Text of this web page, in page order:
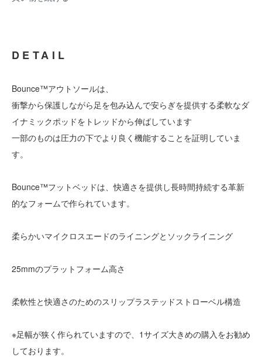
DETAIL
Bounce™アウトソールは、
衝撃から保護しながら足を包み込んで安らぎを提供する柔軟なダ
イナミックポッドをトレッドから伸ばしています
一部のものは圧力の下でより良く機能することを証明していま
す。
Bounce™フットベッドは、快適さを提供し長時間持続する革新
的なフォームで作られています。
柔らかいマイクロスエードのライニングとソックライニング
25mmのプラットフォーム高さ
柔軟性と快適さのためのスリップラステッドストローベル構造
※足幅が狭く作られていますので、1サイズ大きめの購入をお勧め
しております。